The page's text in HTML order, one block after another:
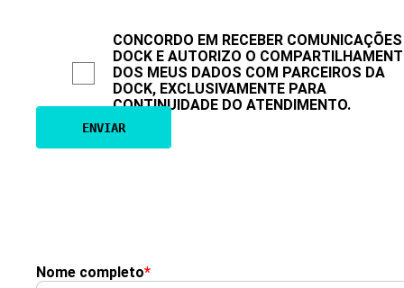
CONCORDO EM RECEBER
DOCK E AUTORIZO O
DOS MEUS DADOS COM PARCEIROS DA
DOCK, EXCLUSIVAMENTE PARA
CONTINUIDADE DO ATENDIMENTO.
Nome completo*